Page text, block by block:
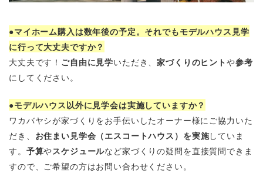
●マイホーム購入は数年後の予定。それでもモデルハウス見学
に行って大丈夫ですか？
大丈夫です！ ご自由に見学いただき、家づくりのヒントや参考
にしてください。
●モデルハウス以外に見学会は実施していますか？
ワカバヤシが家づくりをお手伝いしたオーナー様にご協力いた
だき、 お住まい見学会 （エスコートハウス） を実施していま
す。 予算やスケジュールなど家づくりの疑問を直接質問できま
すので、ご希望の方はお問い合わせください。